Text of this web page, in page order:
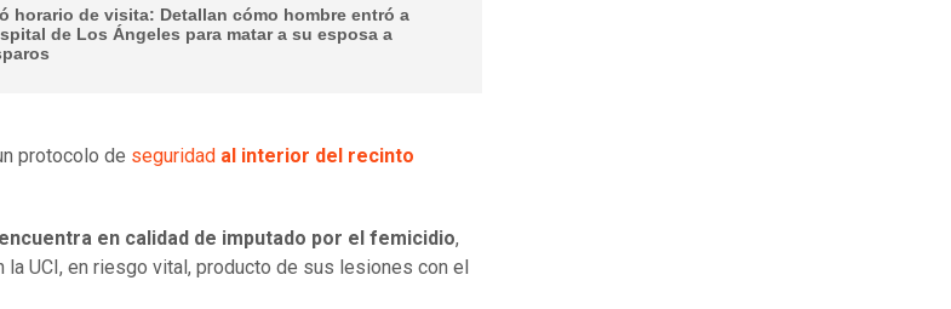
horario de visita: Detallan cómo hombre entró a
de Los Ángeles para matar a su esposa a
protocolo de seguridad al interior del recinto
en calidad de imputado por el femicidio,
la UCI, en riesgo vital, producto de sus lesiones con el